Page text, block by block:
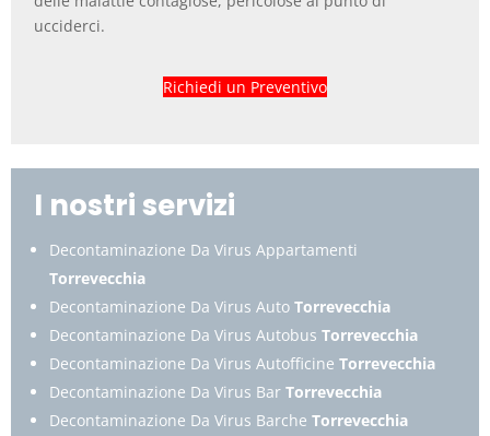
ucciderci.
Richiedi un Preventivo
I nostri servizi
Decontaminazione Da Virus Appartamenti
Torrevecchia
Decontaminazione Da Virus AutoTorrevecchia
Decontaminazione Da Virus AutobusTorrevecchia
Decontaminazione Da Virus AutofficineTorrevecchia
Decontaminazione Da Virus BarTorrevecchia
Decontaminazione Da Virus BarcheTorrevecchia